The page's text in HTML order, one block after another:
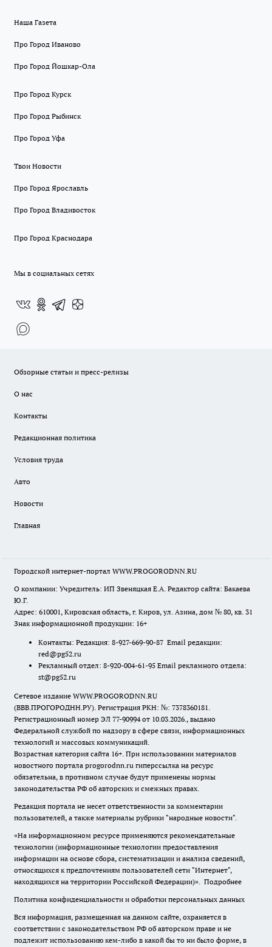
Наша Газета
Про Город Иваново
Про Город Йошкар-Ола
Про Город Курск
Про Город Рыбинск
Про Город Уфа
Твои Новости
Про Город Ярославль
Про Город Владивосток
Про Город Краснодара
Мы в социальных сетях
Обзорные статьи и пресс-релизы
О нас
Контакты
Редакционная политика
Условия труда
Авто
Новости
Главная
Городской интернет-портал WWW.PROGORODNN.RU
О компании: Учредитель: ИП Звеняцкая Е.А. Редактор сайта: Бакаева
Ю.Г.
Адрес: 610001, Кировская область, г. Киров, ул. Азина, дом № 80, кв. 31
Знак информационной продукции: 16+
Контакты: Редакция: 8-927-669-90-87 Email редакции:
red@pg52.ru
Рекламный отдел: 8-920-004-61-95 Email рекламного отдела:
st@pg52.ru
Сетевое издание WWW.PROGORODNN.RU
(ВВВ.ПРОГОРОДНН.РУ). Регистрация РКН: №: 7378360181.
Регистрационный номер ЭЛ 77-90994 от 10.03.2026., выдано
Федеральной службой по надзору в сфере связи, информационных
технологий и массовых коммуникаций.
Возрастная категория сайта 16+. При использовании материалов
новостного портала progorodnn.ru гиперссылка на ресурс
обязательна, в противном случае будут применены нормы
законодательства РФ об авторских и смежных правах.
Редакция портала не несет ответственности за комментарии
пользователей, а также материалы рубрики "народные новости".
«На информационном ресурсе применяются рекомендательные
технологии (информационные технологии предоставления
информации на основе сбора, систематизации и анализа сведений,
относящихся к предпочтениям пользователей сети "Интернет",
находящихся на территории Российской Федерации)». Подробнее
Политика конфиденциальности и обработки персональных данных
Вся информация, размещенная на данном сайте, охраняется в
соответствии с законодательством РФ об авторском праве и не
подлежит использованию кем-либо в какой бы то ни было форме, в